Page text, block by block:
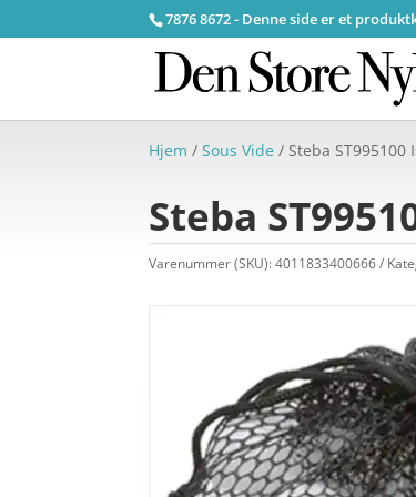
7876 8672 - Denne side er et
Hjem /Sous Vide / Steba
Steba
Varenummer (SKU):4011833400666